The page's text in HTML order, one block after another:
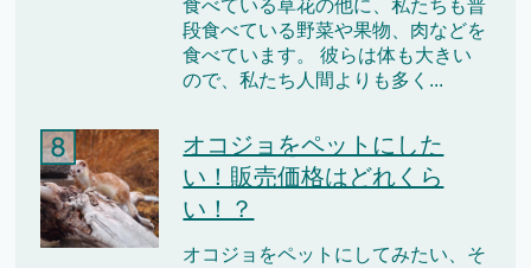
食べている草花の他に、私たちも普
段食べている野菜や果物、肉などを
食べています。 彼らは体も大きい
ので、私たち人間よりも多く...
オコジョをペットにした
い！販売価格はどれくら
い！？
オコジョをペットにしてみたい、そ